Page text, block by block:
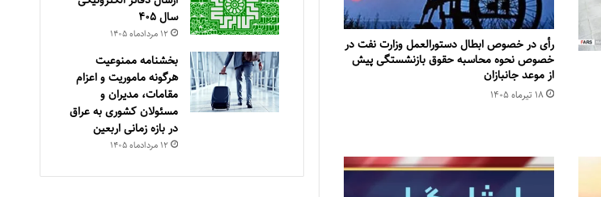
رأی در خصوص ابطال دستورالعمل وزارت نفت در
خصوص نحوه محاسبه حقوق بازنشستگی پیش
از موعد جانبازان
۱۸ تیر‌ماه ۱۴۰۵
سال ۴۰۵
۱۲ مرداد‌ماه ۱۴۰۵
بخشنامه ممنوعیت
هرگونه ماموریت و اعزام
مقامات، مدیران و
مسئولان کشوری به عراق
در بازه زمانی اربعین
۱۲ مرداد‌ماه ۱۴۰۵